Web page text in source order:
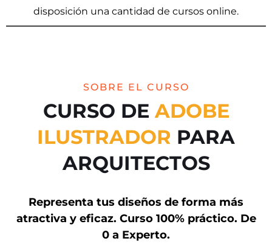
disposición una cantidad de cursos online.
SOBRE EL CURSO
CURSO DE ADOBE
ILUSTRADOR PARA
ARQUITECTOS
Representa tus diseños de forma más
atractiva y eficaz. Curso 100% práctico. De
0 a Experto.